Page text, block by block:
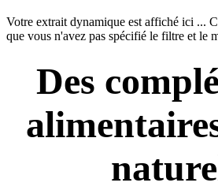
Votre extrait dynamique est affiché ici ...
que vous n'avez pas spécifié le filtre et le
Des